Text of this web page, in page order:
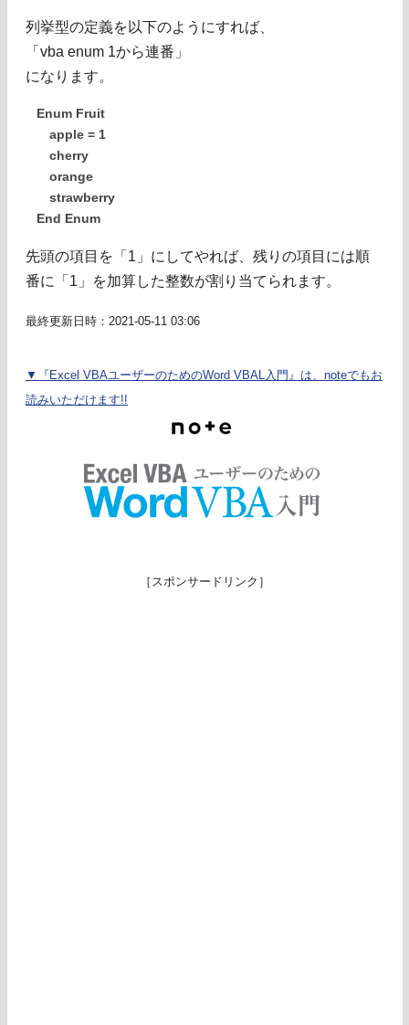
列挙型の定義を以下のようにすれば、
「vba enum 1から連番」
になります。
Enum Fruit
apple = 1
cherry
orange
strawberry
End Enum
先頭の項目を「1」にしてやれば、残りの項目には順
番に「1」を加算した整数が割り当てられます。
最終更新日時：2021-05-11 03:06
▼『Excel VBAユーザーのためのWord VBAL入門』は、noteでもお
読みいただけます!!
［スポンサードリンク］